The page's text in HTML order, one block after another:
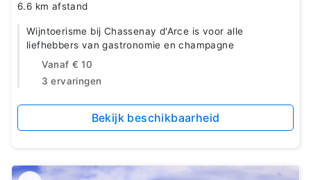
6.6 km afstand
Wijntoerisme bij Chassenay d'Arce is voor alle
liefhebbers van gastronomie en champagne
Vanaf € 10
3 ervaringen
Bekijk beschikbaarheid